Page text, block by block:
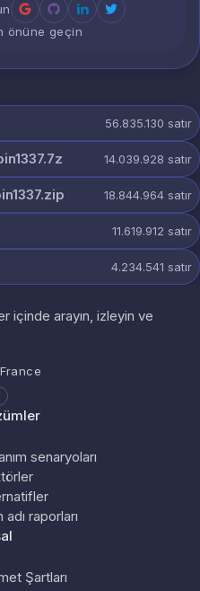
önüne geçin
56.835.130 satır
14.039.928 satır
18.844.964 satır
11.619.912 satır
4.234.541 satır
içinde arayın, izleyin ve
senaryoları
adı raporları
Şartları